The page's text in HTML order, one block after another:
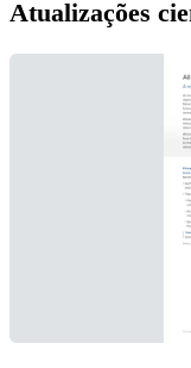
Atualizações